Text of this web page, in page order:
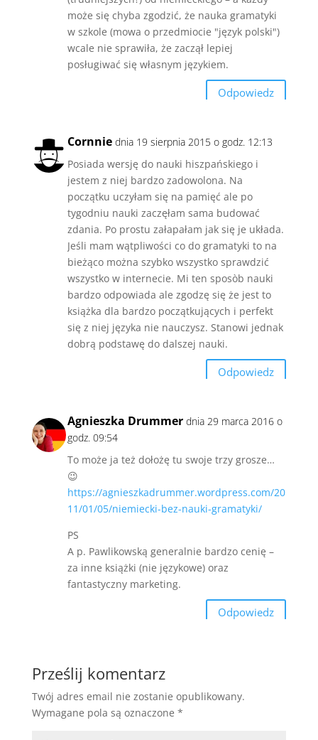
może się chyba zgodzić, że nauka gramatyki
w szkole (mowa o przedmiocie "język polski")
wcale nie sprawiła, że zaczął lepiej
posługiwać się własnym językiem.
Odpowiedz
Cornnie dnia 19 sierpnia 2015 o godz. 12:13
Posiada wersję do nauki hiszpańskiego i
jestem z niej bardzo zadowolona. Na
początku uczyłam się na pamięć ale po
tygodniu nauki zaczęłam sama budować
zdania. Po prostu załapałam jak się je układa.
Jeśli mam wątpliwości co do gramatyki to na
bieżąco można szybko wszystko sprawdzić
wszystko w internecie. Mi ten sposòb nauki
bardzo odpowiada ale zgodzę się że jest to
książka dla bardzo początkujących i perfekt
się z niej języka nie nauczysz. Stanowi jednak
dobrą podstawę do dalszej nauki.
Odpowiedz
Agnieszka Drummer dnia 29 marca 2016 o
godz. 09:54
To może ja też dołożę tu swoje trzy grosze…
😉
https://agnieszkadrummer.wordpress.com/20
11/01/05/niemiecki-bez-nauki-gramatyki/
PS
A p. Pawlikowską generalnie bardzo cenię –
za inne książki (nie językowe) oraz
fantastyczny marketing.
Odpowiedz
Prześlij komentarz
Twój adres email nie zostanie opublikowany.
Wymagane pola są oznaczone *